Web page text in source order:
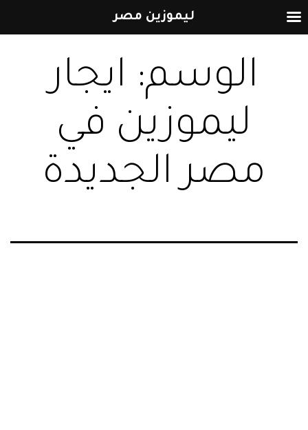
إلى
المحتوىالوسم: ايجار
ليموزين في
مصر الجديدة
ليموزين مصر